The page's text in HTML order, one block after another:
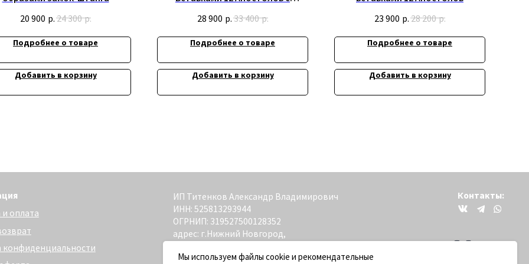
Мы используем файлы cookie и рекомендательные
20 900 р.24 300 р.
Подробнее о товаре
Добавить в корзину
28 900 р.33 400 р.
Подробнее о товаре
Добавить в корзину
23 900 р.28 200 р.
Подробнее о товаре
Добавить в корзину
ИП Титенков Александр Владимирович
+79200098811